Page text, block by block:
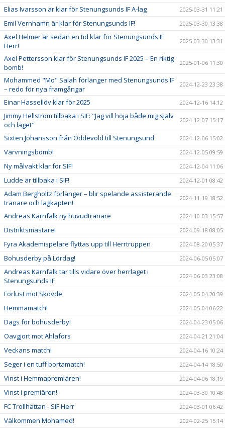
Elias Ivarsson är klar för Stenungsunds IF A-lag 2025-03-31 11:21
Emil Vernhamn är klar för Stenungsunds IF! 2025-03-30 13:38
Axel Helmer är sedan en tid klar för Stenungsunds IF
Herr!
2025-03-30 13:31
Axel Pettersson klar för Stenungsunds IF 2025 – En riktig
bomb!
2025-01-06 11:30
Mohammed "Mo" Salah förlänger med Stenungsunds IF
– redo för nya framgångar
2024-12-23 23:38
Einar Hassellöv klar för 2025 2024-12-16 14:12
Jimmy Hellström tillbaka i SIF: "Jag vill höja både mig själv
och laget"
2024-12-07 15:17
Sixten Johansson från Oddevold till Stenungsund 2024-12-06 15:02
Värvningsbomb! 2024-12-05 09:59
Ny målvakt klar för SIF! 2024-12-04 11:06
Ludde är tillbaka i SIF! 2024-12-01 08:42
Adam Bergholtz förlänger – blir spelande assisterande
tränare och lagkapten!
2024-11-19 18:52
Andreas Kärnfalk ny huvudtränare 2024-10-03 15:57
Distriktsmästare! 2024-09-18 08:05
Fyra Akademispelare flyttas upp till Herrtruppen 2024-08-20 05:37
Bohusderby på Lördag! 2024-06-05 05:07
Andreas Kärnfalk tar tills vidare över herrlaget i
Stenungsunds IF
2024-06-03 23:08
Förlust mot Skövde 2024-05-04 20:39
Hemmamatch! 2024-05-04 06:22
Dags för bohusderby! 2024-04-23 05:06
Oavgjort mot Ahlafors 2024-04-21 21:04
Veckans match! 2024-04-16 10:24
Seger i en tuff bortamatch! 2024-04-14 18:50
Vinst i Hemmapremiären! 2024-04-06 18:19
Vinst i premiären! 2024-03-30 10:48
FC Trollhättan - SIF Herr 2024-03-01 06:42
Välkommen Mohamed! 2024-02-25 15:14